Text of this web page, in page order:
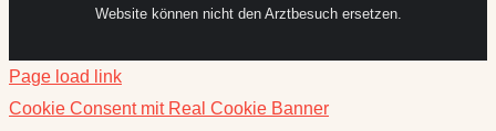
Website können nicht den Arztbesuch ersetzen.
Page load link
Cookie Consent mit Real Cookie Banner